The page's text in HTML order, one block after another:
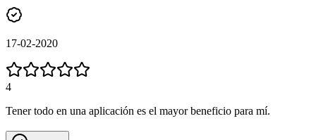
17-02-2020
4
Tener todo en una aplicación es el mayor beneficio para mí.